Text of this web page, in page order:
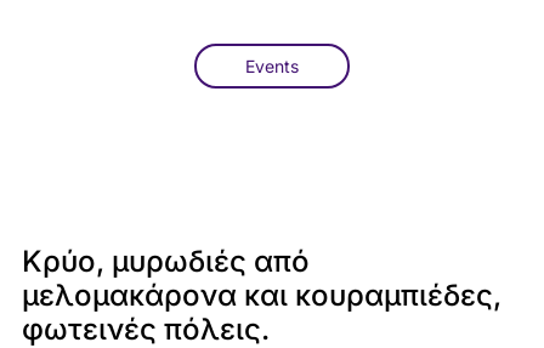
Events
Κρύο, μυρωδιές από
μελομακάρονα και κουραμπιέδες,
φωτεινές πόλεις.